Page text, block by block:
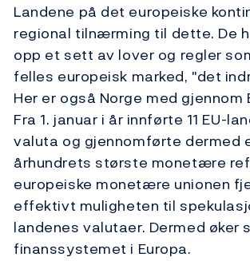
Landene på det europeiske
regional tilnærming til dette. De
opp et sett av lover og regler
felles europeisk marked, "det
Her er også Norge med gjennom
Fra 1. januar i år innførte 11 EU-
valuta og gjennomførte dermed
århundrets største monetære
europeiske monetære unionen
effektivt muligheten til
landenes valutaer. Dermed øker
finanssystemet i Europa.